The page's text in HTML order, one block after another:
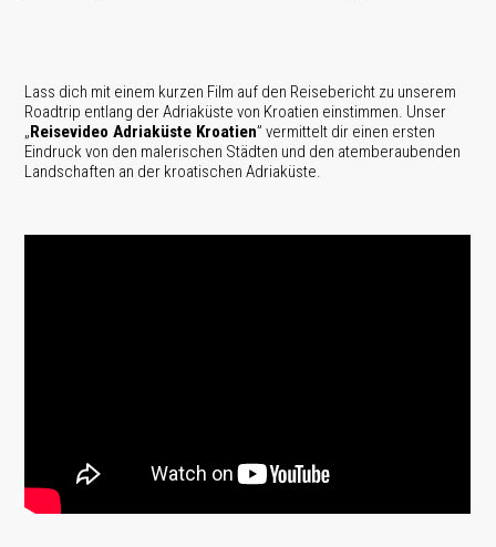
Lass dich mit einem kurzen Film auf den Reisebericht zu unserem
Roadtrip entlang der Adriaküste von Kroatien einstimmen. Unser
„Reisevideo Adriaküste Kroatien” vermittelt dir einen ersten
Eindruck von den malerischen Städten und den atemberaubenden
Landschaften an der kroatischen Adriaküste.